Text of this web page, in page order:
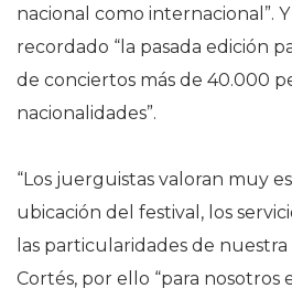
nacional como internacional”.
recordado “la pasada edición
de conciertos más de 40.000
nacionalidades”.
“Los juerguistas valoran muy
ubicación del festival, los
las particularidades de nuestra
Cortés, por ello “para